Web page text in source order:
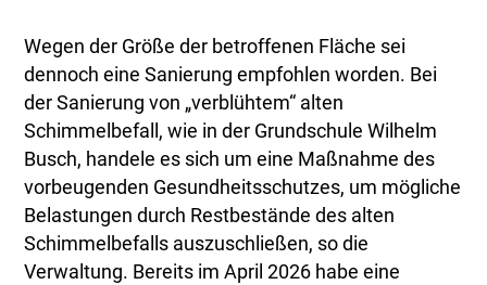
Wegen der Größe der betroffenen Fläche sei
dennoch eine Sanierung empfohlen worden. Bei
der Sanierung von „verblühtem“ alten
Schimmelbefall, wie in der Grundschule Wilhelm
Busch, handele es sich um eine Maßnahme des
vorbeugenden Gesundheitsschutzes, um mögliche
Belastungen durch Restbestände des alten
Schimmelbefalls auszuschließen, so die
Verwaltung. Bereits im April 2026 habe eine